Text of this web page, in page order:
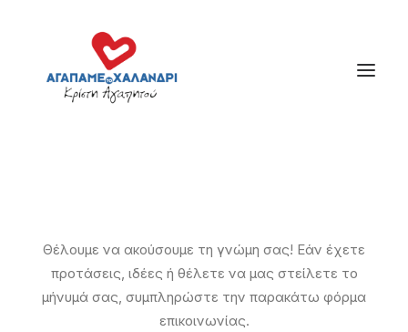
Θέλουμε να ακούσουμε τη γνώμη σας! Εάν έχετε
προτάσεις, ιδέες ή θέλετε να μας στείλετε το
μήνυμά σας, συμπληρώστε την παρακάτω φόρμα
επικοινωνίας.